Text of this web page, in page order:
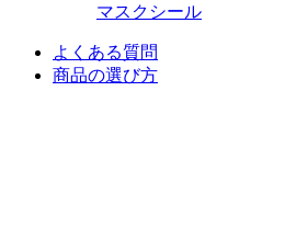
マスクシール
よくある質問
商品の選び方